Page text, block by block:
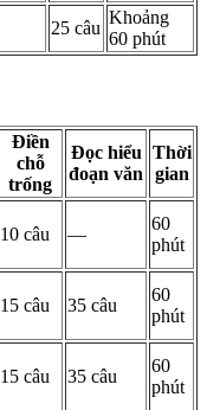
25 câu
Khoảng
60 phút
Điền
chỗ
trống
Đọc hiểu
đoạn văn
Thời
gian
10 câu —
60
phút
15 câu 35 câu
60
phút
15 câu 35 câu
60
phút